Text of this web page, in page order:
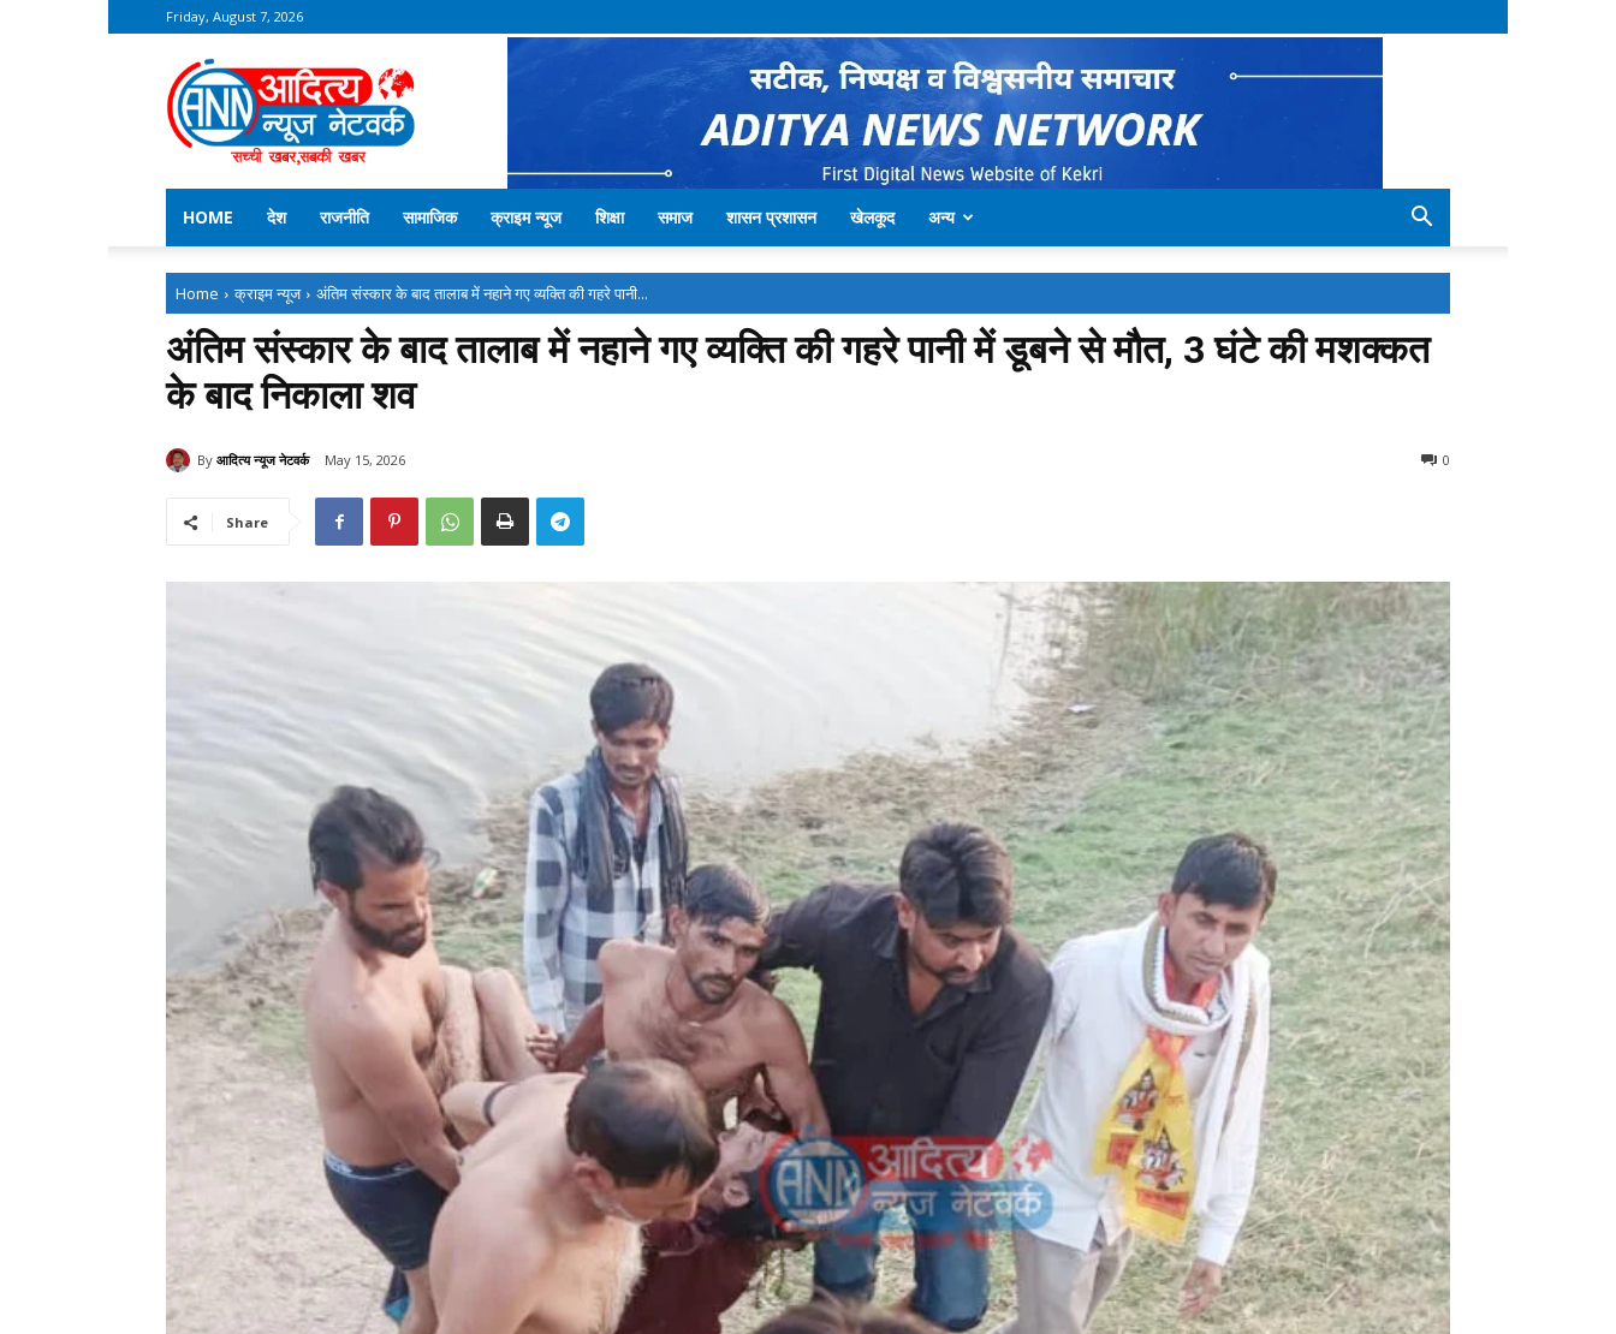
Friday, August 7, 2026
Aditya
News
Network
–
Kekri
News
HOME
देश राजनीति सामाजिक क्राइम न्यूज शिक्षा समाज शासन प्रशासन खेलकूद अन्य
Home क्राइम न्यूज अंतिम संस्कार के बाद तालाब में नहाने गए व्यक्ति की गहरे पानी...
अंतिम संस्कार के बाद तालाब में नहाने गए व्यक्ति की गहरे पानी में डूबने से मौत, 3 घंटे की मशक्कत
के बाद निकाला शव
By आदित्य न्यूज नेटवर्क May 15, 2026 0
Share